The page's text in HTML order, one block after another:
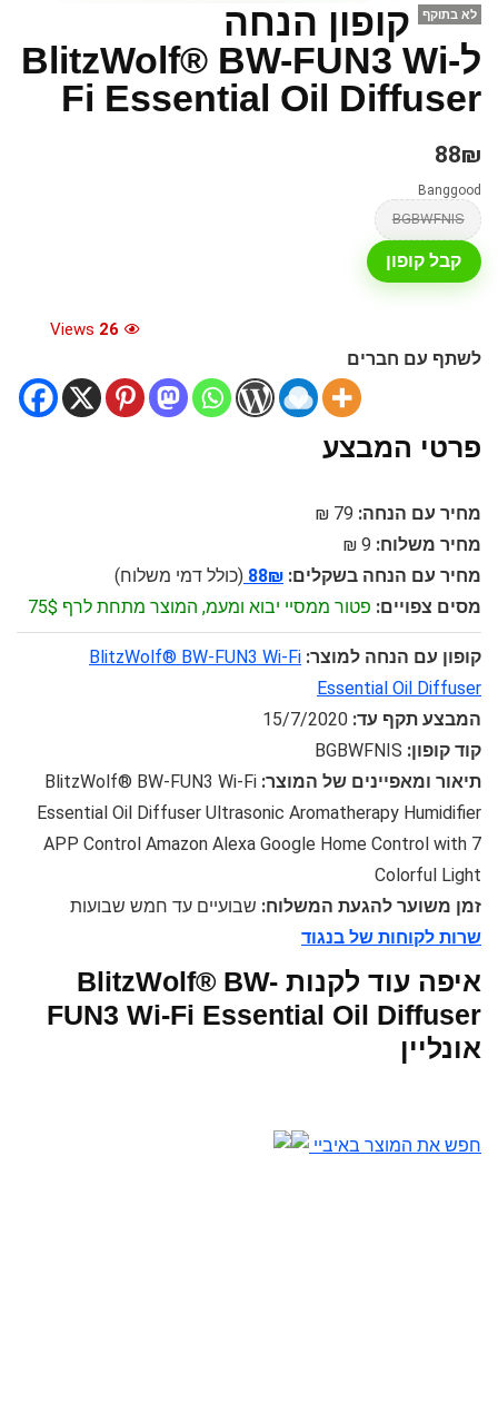
לא בתוקף
קופון הנחה
לBlitzWolf® BW-FUN3 Wi-
Fi Essential Oil Diffuser
88₪
Banggood
BGBWFNIS
קבל קופון
26
לשתף עם חברים
פרטי המבצע
מחיר עם הנחה: 79 ₪
מחיר משלוח: 9 ₪
מחיר עם הנחה בשקלים: 88₪ (כולל דמי משלוח)
מסים צפויים: פטור ממסיי יבוא ומעמ, המוצר מתחת לרף 75$
קופון עם הנחה למוצר: BlitzWolf® BW-FUN3 Wi-Fi
Essential Oil Diffuser
המבצע תקף עד: 15/7/2020
קוד קופון: BGBWFNIS
תיאור ומאפיינים של המוצר: BlitzWolf® BW-FUN3 Wi-Fi
Essential Oil Diffuser Ultrasonic Aromatherapy Humidifier
APP Control Amazon Alexa Google Home Control with 7
Colorful Light
זמן משוער להגעת המשלוח: שבועיים עד חמש שבועות
שרות לקוחות של בנגוד
איפה עוד לקנות BlitzWolf® BW-
FUN3 Wi-Fi Essential Oil Diffuser
אונליין
חפש את המוצר באיביי